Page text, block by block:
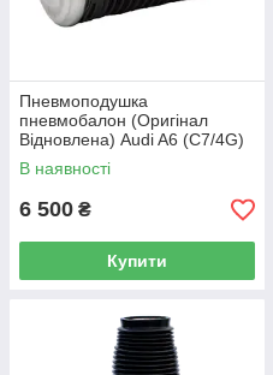
Пневмоподушка
пневмобалон (Оригінал
Відновлена) Audi A6 (C7/4G)
(задня ліва)
В наявності
6 500 ₴
Купити